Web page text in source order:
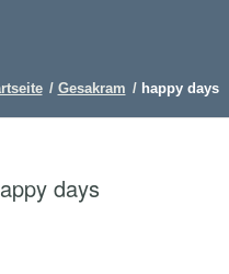
/ Gesakram / happy days
days